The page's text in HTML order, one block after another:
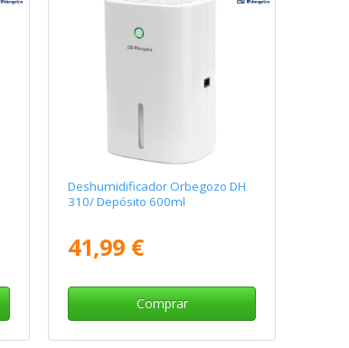
Deshumidificador Orbegozo DH
310/ Depósito 600ml
41,99 €
Comprar